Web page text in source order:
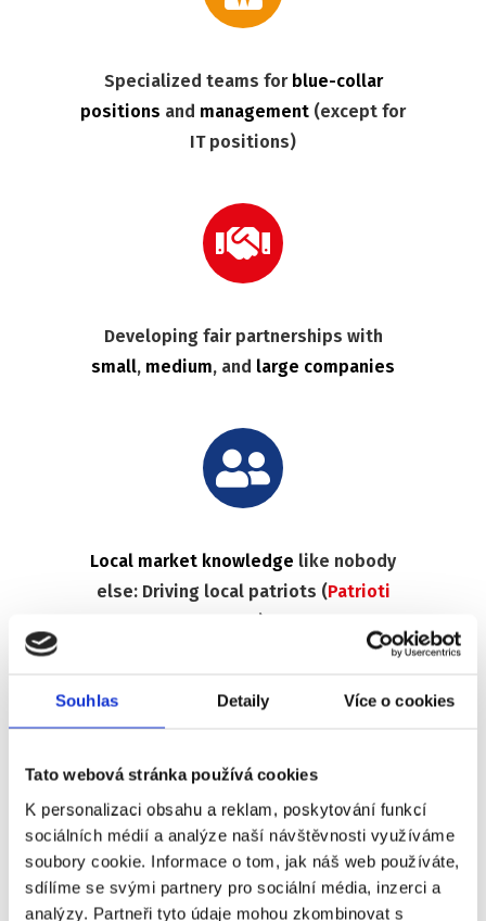
Souhlas Detaily Více o cookies
Tato webová stránka používá cookies
K personalizaci obsahu a reklam, poskytování funkcí
sociálních médií a analýze naší návštěvnosti využíváme
soubory cookie. Informace o tom, jak náš web používáte,
sdílíme se svými partnery pro sociální média, inzerci a
analýzy. Partneři tyto údaje mohou zkombinovat s
Specialized teams for blue-collar
positions and management (except for
IT positions)
Developing fair partnerships with
small, medium, and large companies
Local market knowledge like nobody
else: Driving local patriots (Patrioti
)
Developingcustom HR software(COP)
for own needs and other companies